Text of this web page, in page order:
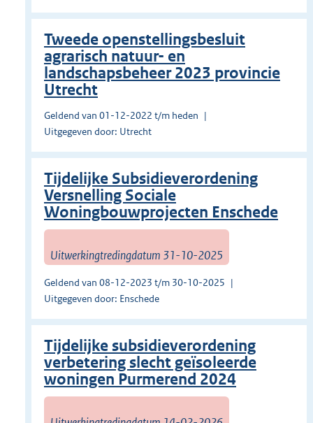
Tweede openstellingsbesluit
agrarisch natuur- en
landschapsbeheer 2023 provincie
Utrecht
Geldend van 01-12-2022 t/m heden
Uitgegeven door: Utrecht
Tijdelijke Subsidieverordening
Versnelling Sociale
Woningbouwprojecten Enschede
Uitwerkingtredingdatum 31-10-2025
Geldend van 08-12-2023 t/m 30-10-2025
Uitgegeven door: Enschede
Tijdelijke subsidieverordening
verbetering slecht geïsoleerde
woningen Purmerend 2024